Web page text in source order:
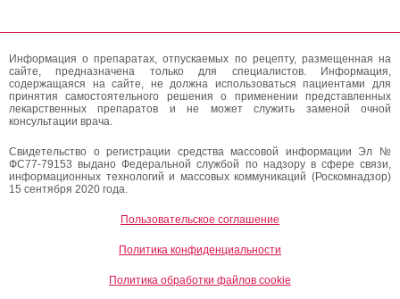
Информация о препаратах, отпускаемых по рецепту, размещенная на
сайте, предназначена только для специалистов. Информация,
содержащаяся на сайте, не должна использоваться пациентами для
принятия самостоятельного решения о применении представленных
лекарственных препаратов и не может служить заменой очной
консультации врача.
Свидетельство о регистрации средства массовой информации Эл №
ФС77-79153 выдано Федеральной службой по надзору в сфере связи,
информационных технологий и массовых коммуникаций (Роскомнадзор)
15 сентября 2020 года.
Пользовательское соглашение
Политика конфиденциальности
Политика обработки файлов cookie